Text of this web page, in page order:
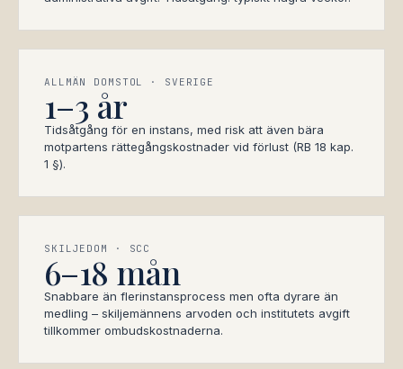
ALLMÄN DOMSTOL · SVERIGE
1–3 år
Tidsåtgång för en instans, med risk att även bära
motpartens rättegångskostnader vid förlust (RB 18 kap.
1 §).
SKILJEDOM · SCC
6–18 mån
Snabbare än flerinstansprocess men ofta dyrare än
medling – skiljemännens arvoden och institutets avgift
tillkommer ombudskostnaderna.